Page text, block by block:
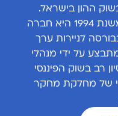
ההון בישראל.
'אנליסט' נוסדה בשנת 1985, ומשנת 1994 היא חברה
לניירות ערך
על ידי מנהלי
רב בשוק הפיננסי
של מחלקת מחקר